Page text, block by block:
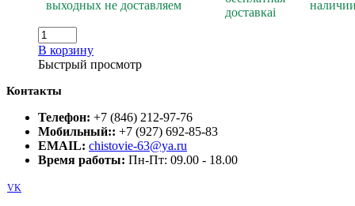
выходных не доставляем
доставкаi
В корзину
Быстрый просмотр
Контакты
Телефон: +7 (846) 212-97-76
Мобильный:: +7 (927) 692-85-83
EMAIL: chistovie-63@ya.ru
Время работы: Пн-Пт: 09.00 - 18.00
VK